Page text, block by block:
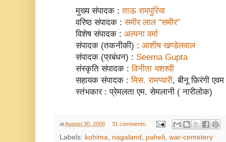
मुख्य संपादक : ताऊ रामपुरिया
वरिष्ठ संपादक :समीर लाल "समीर"
विशेष संपादक : अल्पना वर्मा
संपादक (तकनीकी) : आशीष खण्डेलवाल
संपादक (प्रबंधन) : Seema Gupta
संस्कृति संपादक :विनीता यशश्वी
सहायक संपादक :मिस. रामप्यारी, बीनू फ़िरंगी एवम
स्तंभकार : प्रेमलता एम. सेमलानी ( नारीलोक)
atAugust 30, 2009 31 comments:
Labels: kohima, nagaland , paheli, war-cemetery